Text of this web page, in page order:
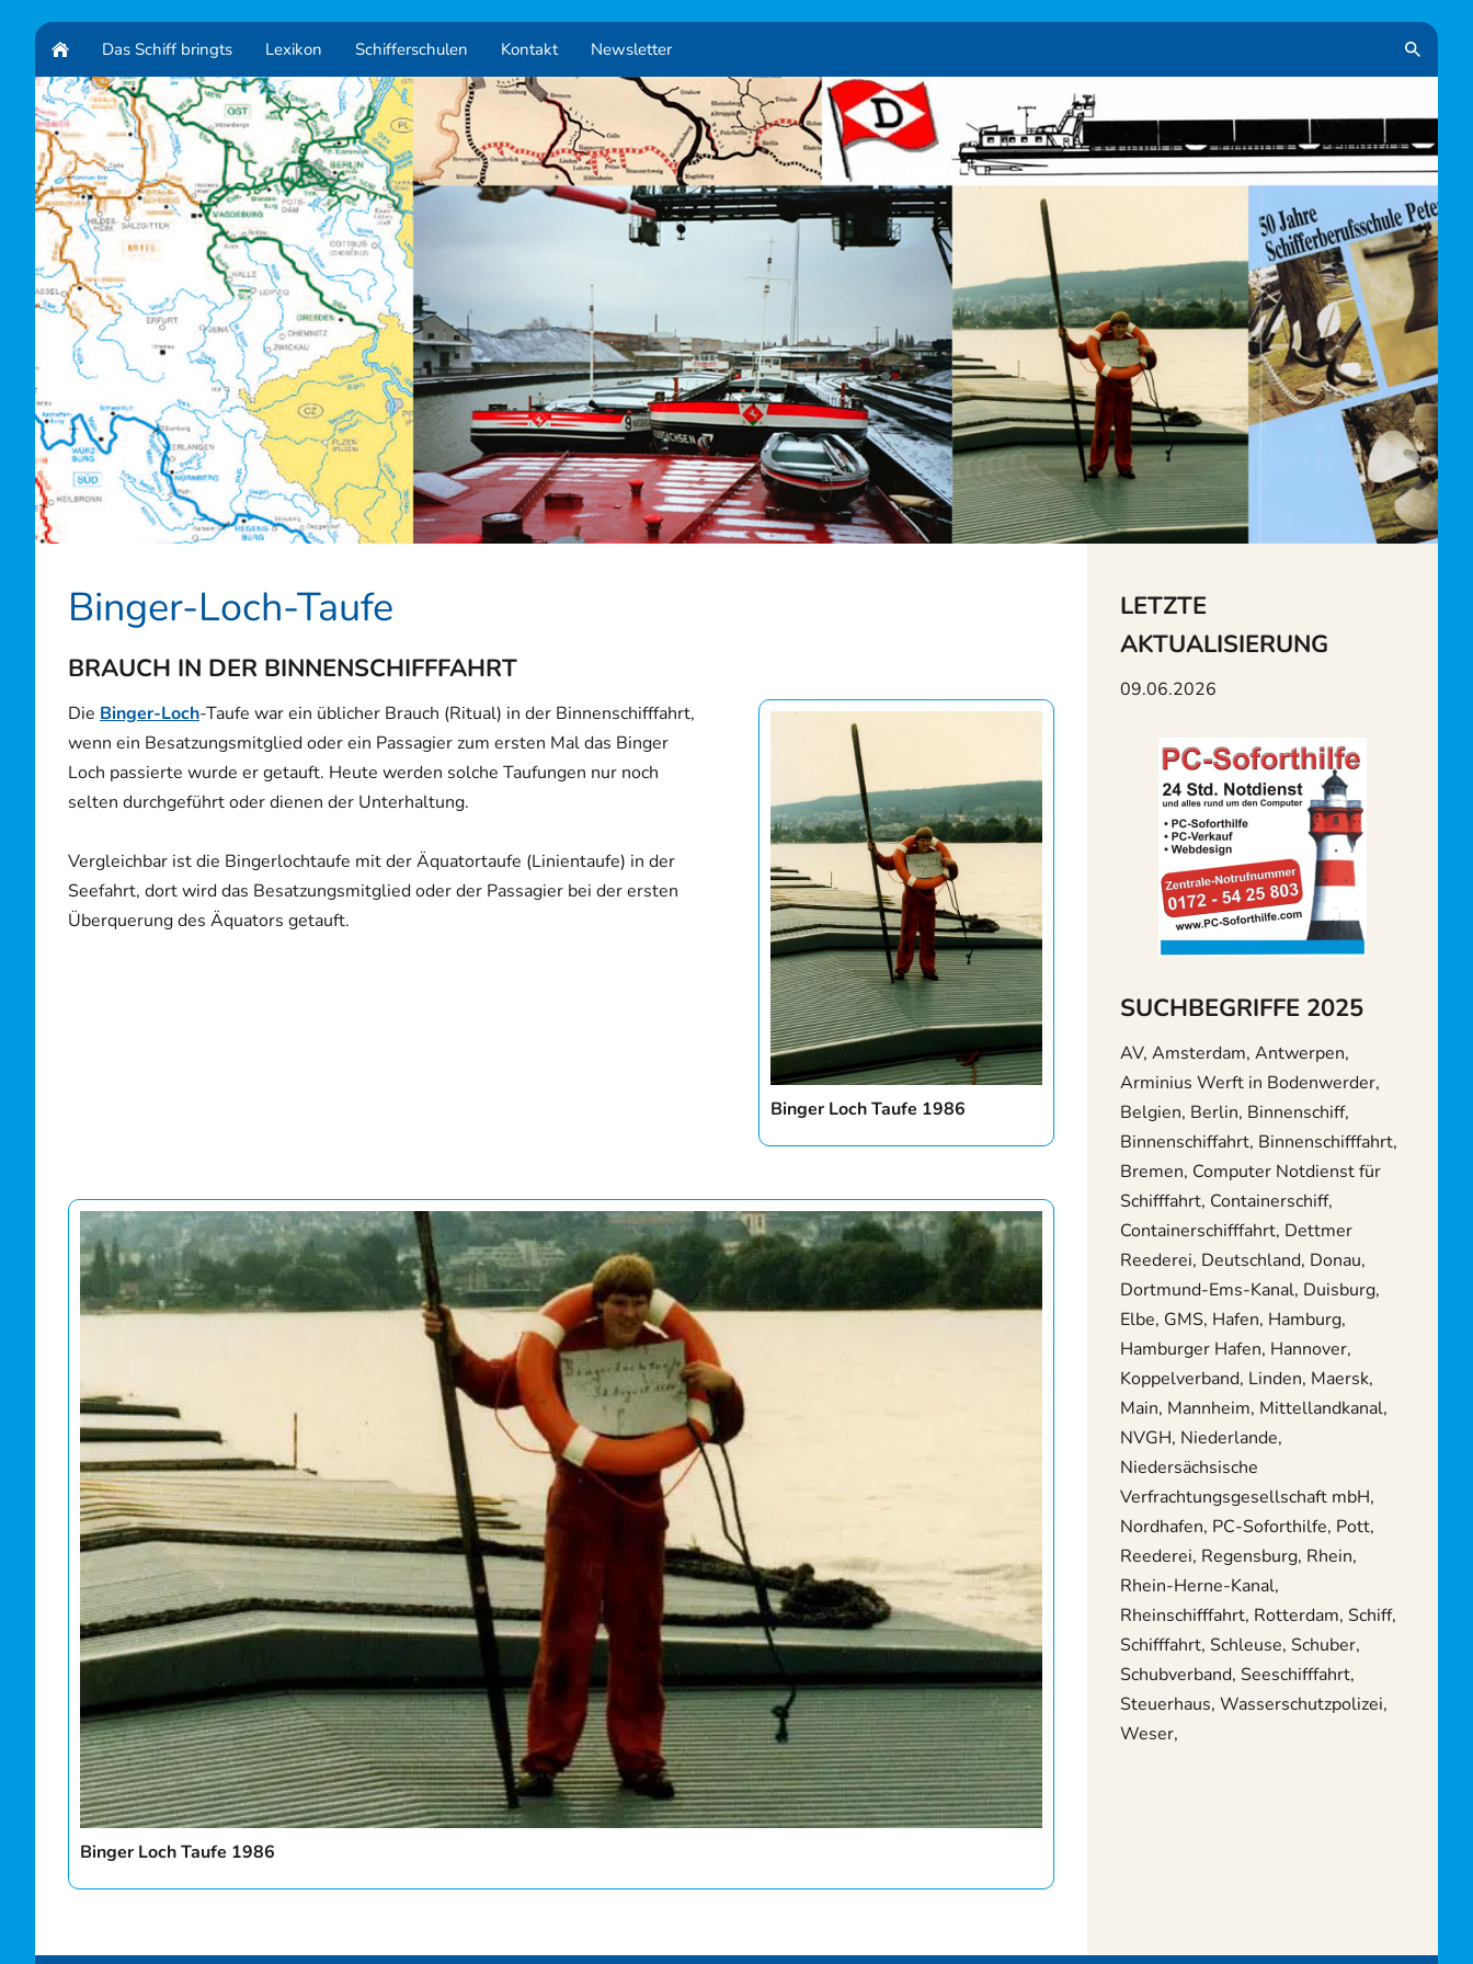
Das Schiff bringts Lexikon Schifferschulen Kontakt Newsletter
Binger-Loch-Taufe
BRAUCH IN DER BINNENSCHIFFFAHRT
Binger Loch Taufe 1986
Die Binger-Loch-Taufe warein üblicher Brauch (Ritual) in der Binnenschifffahrt,
wenn ein Besatzungsmitglied oder ein Passagier zum ersten Mal das Binger
Loch passierte wurde er getauft. Heute werden solche Taufungen nur noch
selten durchgeführt oder dienen der Unterhaltung.
Vergleichbar ist die Bingerlochtaufe mit der Äquatortaufe (Linientaufe) in der
Seefahrt, dort wird das Besatzungsmitglied oder der Passagier bei der ersten
Überquerung des Äquators getauft.
Binger Loch Taufe 1986
LETZTE
AKTUALISIERUNG
09.06.2026
SUCHBEGRIFFE 2025
AV, Amsterdam, Antwerpen,
Arminius Werft in Bodenwerder,
Belgien, Berlin, Binnenschiff,
Binnenschiffahrt, Binnenschifffahrt,
Bremen, Computer Notdienst für
Schifffahrt, Containerschiff,
Containerschifffahrt, Dettmer
Reederei, Deutschland, Donau,
Dortmund-Ems-Kanal, Duisburg,
Elbe, GMS, Hafen, Hamburg,
Hamburger Hafen, Hannover,
Koppelverband, Linden, Maersk,
Main, Mannheim, Mittellandkanal,
NVGH, Niederlande,
Niedersächsische
Verfrachtungsgesellschaft mbH,
Nordhafen, PC-Soforthilfe, Pott,
Reederei, Regensburg, Rhein,
Rhein-Herne-Kanal,
Rheinschifffahrt, Rotterdam, Schiff,
Schifffahrt, Schleuse, Schuber,
Schubverband, Seeschifffahrt,
Steuerhaus, Wasserschutzpolizei,
Weser,